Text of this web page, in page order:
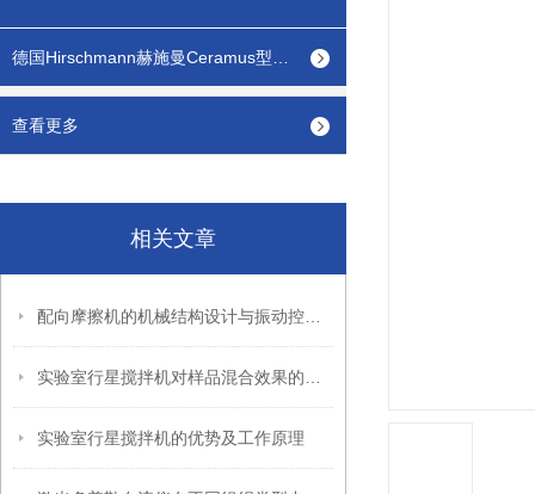
查看更多
相关文章
实验室行星搅拌机的优势及工作原理